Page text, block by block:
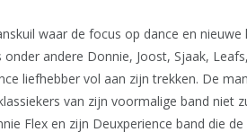
waar de focus op dance en nieuwe
andere Donnie, Joost, Sjaak,
liefhebber vol aan zijn trekken. De
van zijn voormalige band niet
Flex en zijn Deuxperience band die